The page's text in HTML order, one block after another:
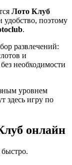
Лото Клуб
удобство, поэтому
.
развлечений:
и
необходимости
уровнем
здесь игру по
онлайн